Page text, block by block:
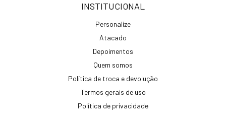
INSTITUCIONAL
Personalize
Atacado
Depoimentos
Quem somos
Política de troca e devolução
Termos gerais de uso
Política de privacidade